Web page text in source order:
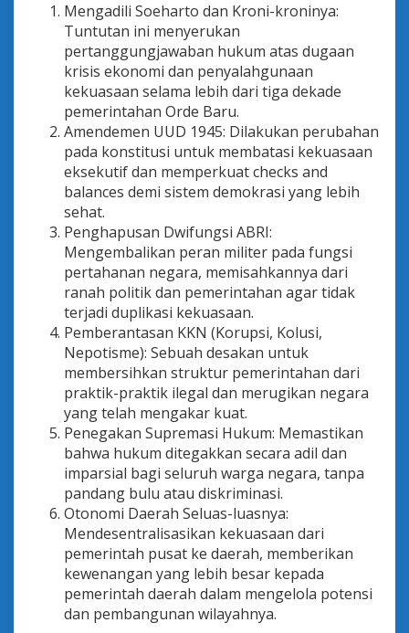
Mengadili Soeharto dan Kroni-kroninya:
Tuntutan ini menyerukan
pertanggungjawaban hukum atas dugaan
krisis ekonomi dan penyalahgunaan
kekuasaan selama lebih dari tiga dekade
pemerintahan Orde Baru.
Amendemen UUD 1945: Dilakukan perubahan
pada konstitusi untuk membatasi kekuasaan
eksekutif dan memperkuat checks and
balances demi sistem demokrasi yang lebih
sehat.
Penghapusan Dwifungsi ABRI:
Mengembalikan peran militer pada fungsi
pertahanan negara, memisahkannya dari
ranah politik dan pemerintahan agar tidak
terjadi duplikasi kekuasaan.
Pemberantasan KKN (Korupsi, Kolusi,
Nepotisme): Sebuah desakan untuk
membersihkan struktur pemerintahan dari
praktik-praktik ilegal dan merugikan negara
yang telah mengakar kuat.
Penegakan Supremasi Hukum: Memastikan
bahwa hukum ditegakkan secara adil dan
imparsial bagi seluruh warga negara, tanpa
pandang bulu atau diskriminasi.
Otonomi Daerah Seluas-luasnya:
Mendesentralisasikan kekuasaan dari
pemerintah pusat ke daerah, memberikan
kewenangan yang lebih besar kepada
pemerintah daerah dalam mengelola potensi
dan pembangunan wilayahnya.